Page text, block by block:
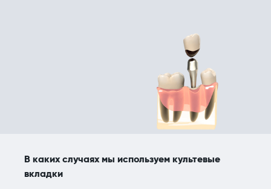
В каких случаях мы используем культевые
вкладки